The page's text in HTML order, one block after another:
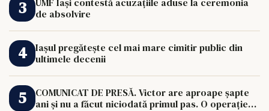
de absolvire
Iașul pregătește cel mai mare cimitir public din
ultimele decenii
COMUNICAT DE PRESĂ. Victor are aproape șapte
ani și nu a făcut niciodată primul pas. O operație